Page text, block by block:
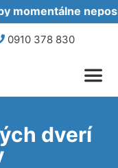
momentálne
0910 378 830
dverí